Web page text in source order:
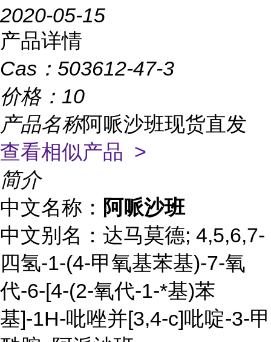
2020-05-15
产品详情
Cas： 503612-47-3
价格： 10
产品名称阿哌沙班现货直发
查看相似产品 >
简介
中文名称： 阿哌沙班
中文别名：达马莫德; 4,5,6,7-
四氢-1-(4-甲氧基苯基)-7-氧
代-6-[4-(2-氧代-1-*基)苯
基]-1H-吡唑并[3,4-c]吡啶-3-甲